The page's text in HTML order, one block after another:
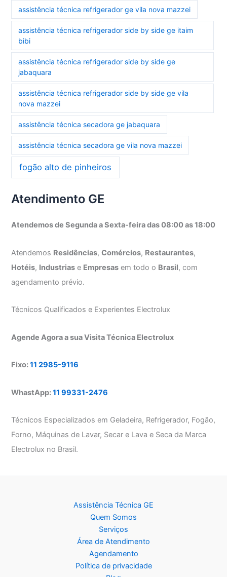
assistência técnica refrigerador ge vila nova mazzei
assistência técnica refrigerador side by side ge itaim
bibi
assistência técnica refrigerador side by side ge
jabaquara
assistência técnica refrigerador side by side ge vila
nova mazzei
assistência técnica secadora ge jabaquara
assistência técnica secadora ge vila nova mazzei
fogão alto de pinheiros
Atendimento GE
Atendemos de Segunda a Sexta-feira das 08:00 as 18:00
Atendemos Residências,Comércios, Restaurantes,
Hotéis, Industrias e Empresas em todo o Brasil, com
agendamento prévio.
Técnicos Qualificados e Experientes Electrolux
Agende Agora a sua Visita Técnica Electrolux
Fixo:11 2985-9116
WhastApp:11 99331-2476
Técnicos Especializados em Geladeira, Refrigerador, Fogão,
Forno, Máquinas de Lavar, Secar e Lava e Seca da Marca
Electrolux no Brasil.
Assistência Técnica GE
Quem Somos
Serviços
Área de Atendimento
Agendamento
Política de privacidade